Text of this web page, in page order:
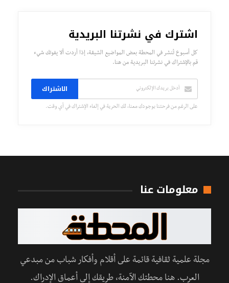
اشترك في نشرتنا البريدية
كل أسبوع تُنشر في المحطة بعض المواضيع الشيقة، إذا أردت ألا يفوتك شيء
قم بالإشتراك في نشرتنا البريدية من هنا.
الاشتراك
على الرغم من فرحتنا بوجودك معنا، لك الحرية في إلغاء الإشتراك في أي وقت.
معلومات عنا
مجلة علمية ثقافية قائمة على أقلام وأفكار شباب من مبدعي
العرب. هنا محطتك الآمنة، طريقك إلى أعماق الإدراك.